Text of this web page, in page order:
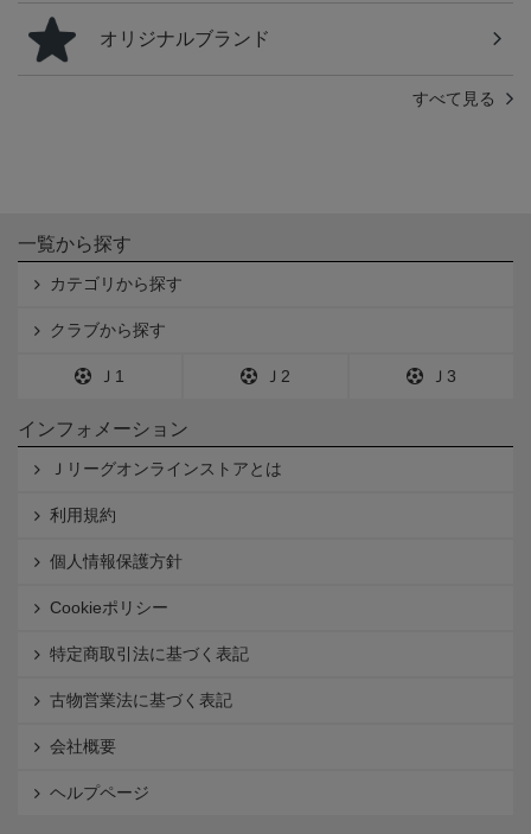
オリジナルブランド
すべて見る
一覧から探す
カテゴリから探す
クラブから探す
Ｊ1 Ｊ2 Ｊ3
インフォメーション
Ｊリーグオンラインストアとは
利用規約
個人情報保護方針
Cookieポリシー
特定商取引法に基づく表記
古物営業法に基づく表記
会社概要
ヘルプページ